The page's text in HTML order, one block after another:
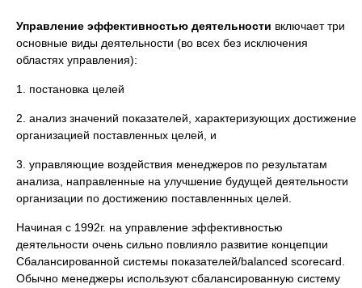
Управление эффективностью деятельности включает три
основные виды деятельности (во всех без исключения
областях управления):
1. постановка целей
2. анализ значений показателей, характеризующих достижение
организацией поставленных целей, и
3. управляющие воздействия менеджеров по результатам
анализа, направленные на улучшение будущей деятельности
организации по достижению поставленнных целей.
Начиная с 1992г. на управление эффективностью
деятельности очень сильно повлияло развитие концепции
Сбалансированной системы показателей/balanced scorecard.
Обычно менеджеры используют сбалансированную систему